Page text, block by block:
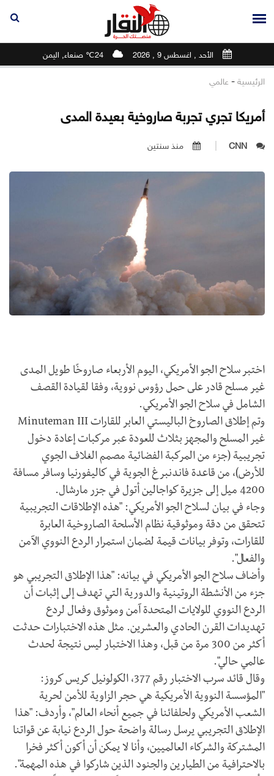
الأحد , اغسطس 9 , 2026 24℃ صنعاء, اليمن
الرئيسية - عالمي
أمريكا تجري تجربة صاروخية بعيدة المدى
CNN منذ سنتين
اختبر سلاح الجو الأمريكي، اليوم الأربعاء صاروخًا طويل المدى
غير مسلح قادر على حمل رؤوس نووية، وفقا لقيادة القصف
الشامل في سلاح الجو الأمريكي.
وتم إطلاق الصاروخ الباليستي العابر للقارات Minuteman III
غير المسلح والمجهز بثلاث للعودة عبر مركبات إعادة دخول
تجريبية (جزء من المركبة الفضائية مصمم الغلاف الجوي
للأرض)، من قاعدة فاندنبرغ الجوية في كاليفورنيا وسافر مسافة
4200 ميل إلى جزيرة كواجالين أتول في جزر مارشال.
وجاء في بيان لسلاح الجو الأمريكي: "هذه الإطلاقات التجريبية
تتحقق من دقة وموثوقية نظام الأسلحة الصاروخية العابرة
للقارات، وتوفر بيانات قيمة لضمان استمرار الردع النووي الآمن
والفعال".
وأضاف سلاح الجو الأمريكي في بيانه: "هذا الإطلاق التجريبي هو
جزء من الأنشطة الروتينية والدورية التي تهدف إلى إثبات أن
الردع النووي للولايات المتحدة آمن وموثوق وفعال لردع
تهديدات القرن الحادي والعشرين. مثل هذه الاختبارات حدثت
أكثر من 300 مرة من قبل، وهذا الاختبار ليس نتيجة لحدث
عالمي حالي".
وقال قائد سرب الاختبار رقم 377، الكولونيل كريس كروز:
"المؤسسة النووية الأمريكية هي حجر الزاوية للأمن لحرية
الشعب الأمريكي ولحلفائنا في جميع أنحاء العالم"، وأردف: "هذا
الإطلاق التجريبي يرسل رسالة واضحة حول الردع نيابة عن قواتنا
المشتركة والشركاء العالميين، وأنا لا يمكن أن أكون أكثر فخرا
بالاحترافية من الطيارين والجنود الذين شاركوا في هذه المهمة".